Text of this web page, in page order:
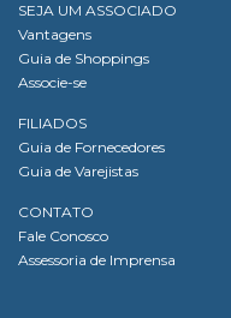
SEJA UM ASSOCIADO
Vantagens
Guia de Shoppings
Associe-se
FILIADOS
Guia de Fornecedores
Guia de Varejistas
CONTATO
Fale Conosco
Assessoria de Imprensa